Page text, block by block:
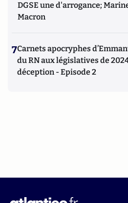
DGSE une d'arrogance;
Macron
7Carnets apocryphes
du RN aux législatives de
déception - Episode 2